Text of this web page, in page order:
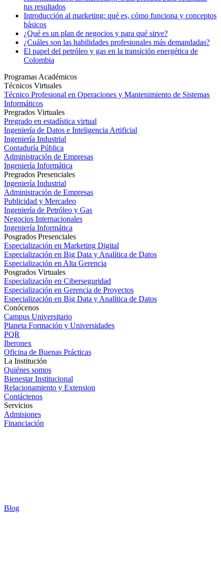
tus resultados
Introducción al marketing: qué es, cómo funciona y conceptos
básicos
¿Qué es un plan de negocios y para qué sirve?
¿Cuáles son las habilidades profesionales más demandadas?
El papel del petróleo y gas en la transición energética de
Colombia
Programas Académicos
Técnicos Virtuales
Técnico Profesional en Operaciones y Mantenimiento de Sistemas
Informáticos
Pregrados Virtuales
Pregrado en estadística virtual
Ingeniería de Datos e Inteligencia Artificial
Ingeniería Industrial
Contaduría Pública
Administración de Empresas
Ingeniería Informática
Pregrados Presenciales
Ingeniería Industrial
Administración de Empresas
Publicidad y Mercadeo
Ingeniería de Petróleo y Gas
Negocios Internacionales
Ingeniería Informática
Posgrados Presenciales
Especialización en Marketing Digital
Especialización en Big Data y Analítica de Datos
Especialización en Alta Gerencia
Posgrados Virtuales
Especialización en Ciberseguridad
Especialización en Gerencia de Proyectos
Especialización en Big Data y Analítica de Datos
Conócenos
Campus Universitario
Planeta Formación y Universidades
PQR
Iberonex
Oficina de Buenas Prácticas
La Institución
Quiénes somos
Bienestar Institucional
Relacionamiento y Extension
Contáctenos
Servicios
Admisiones
Financiación
Blog